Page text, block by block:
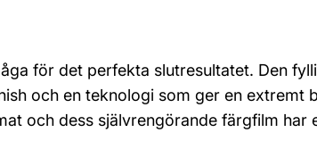
för det perfekta slutresultatet. Den
och en teknologi som ger en extremt
och dess självrengörande färgfilm har